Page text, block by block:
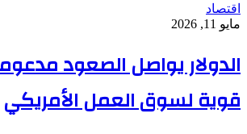
اقتصاد
مايو 11, 2026
الدولار يواصل الصعود
قوية لسوق العمل الأمريكي